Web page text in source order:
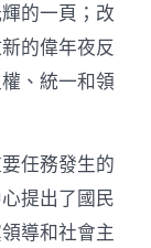
的一頁；改
的偉年夜反
、統一和領
任務發生的
提出了國民
導和社會主